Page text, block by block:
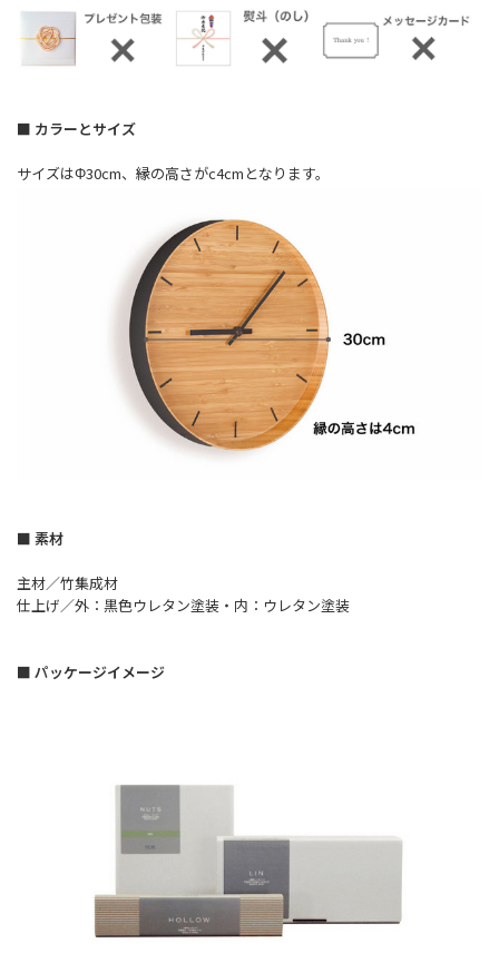
■ カラーとサイズ
サイズはΦ30cm、縁の高さがc4cmとなります。
■ 素材
主材／竹集成材
仕上げ／外：黒色ウレタン塗装・内：ウレタン塗装
■ パッケージイメージ